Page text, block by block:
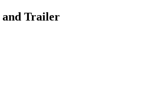
and Trailer